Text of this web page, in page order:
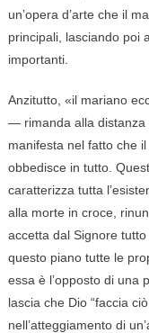
un’opera d’arte che il
principali, lasciando poi
importanti.
Anzitutto, «il mariano
— rimanda alla distanza
manifesta nel fatto che
obbedisce in tutto.
caratterizza tutta
alla morte in croce,
accetta dal Signore
questo piano tutte le
essa è l’opposto di una
lascia che Dio “faccia
nell’atteggiamento di